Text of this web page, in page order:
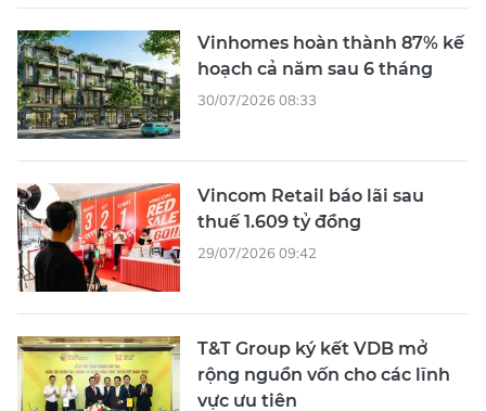
hoạch cả năm sau 6 tháng
30/07/2026 08:33
thuế 1.609 tỷ đồng
29/07/2026 09:42
rộng nguồn vốn cho các lĩnh
vực ưu tiên
29/07/2026 06:49